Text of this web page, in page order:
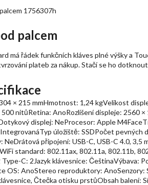
palcem
má řádek funkčních kláves plné výšky a
plateb za nákup. Stačí se ho
304 × 215 mmHmotnost: 1,24 kgVelikost
nitůRetina: AnoRozlišení displeje: 2560
displej: NeProcesor: Apple
úložiště: SSDPočet
NeDrátová připojení: USB-C, USB-C 4.0,
standard: 802.11ax, 802.11a, 802.11b,
Type-C: 2Jazyk klávesnice: ČeštinaVýbava:
OS: AnoStereo reproduktory:
Čtečka otisku prstůObsah balení: